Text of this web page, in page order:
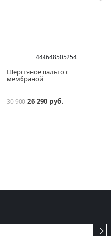
444648505254
Шерстяное пальто с
мембраной
30 900 26 290 руб.